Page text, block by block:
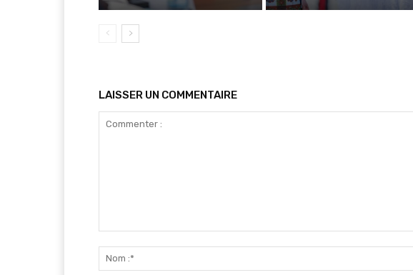
LAISSER UN COMMENTAIRE